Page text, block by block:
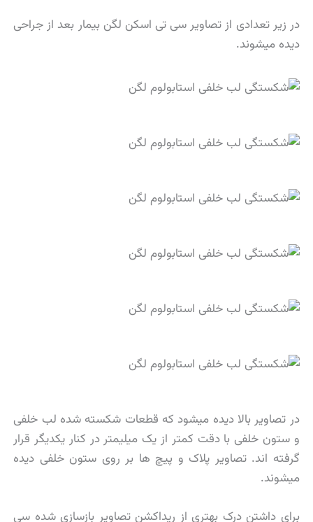
در زیر تعدادی از تصاویر سی تی اسکن لگن بیمار بعد از جراحی
دیده میشوند.
در تصاویر بالا دیده میشود که قطعات شکسته شده لب خلفی
و ستون خلفی با دقت کمتر از یک میلیمتر در کنار یکدیگر قرار
گرفته اند. تصاویر پلاک و پیچ ها بر روی ستون خلفی دیده
میشوند.
برای داشتن درک بهتری از ریداکشن تصاویر بازسازی شده سی